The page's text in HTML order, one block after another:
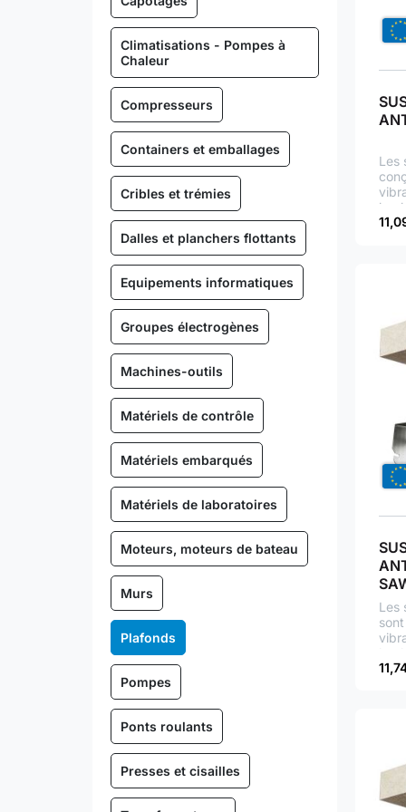
Climatisations - Pompes à
Chaleur
Compresseurs
Containers et emballages
Cribles et trémies
Dalles et planchers flottants
Equipements informatiques
Groupes électrogènes
Machines-outils
Matériels de contrôle
Matériels embarqués
Matériels de laboratoires
Moteurs, moteurs de bateau
Murs
Plafonds
Pompes
Ponts roulants
Presses et cisailles
Les
le
Les
le